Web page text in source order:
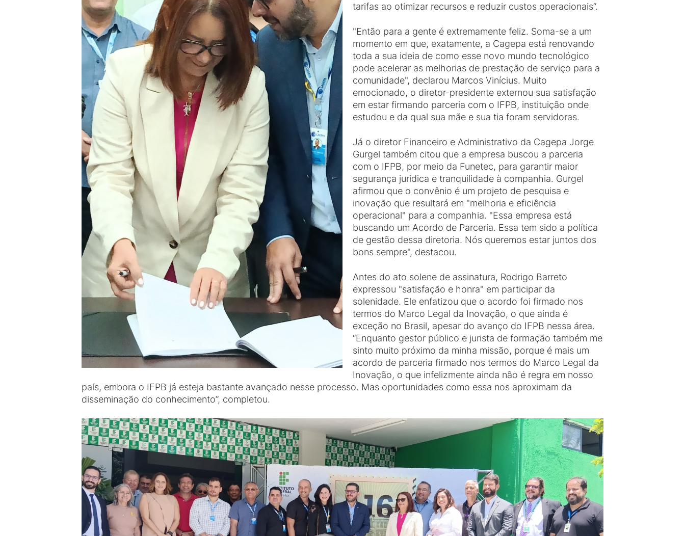
tarifas ao otimizar recursos e reduzir custos operacionais”.
"Então para a gente é extremamente feliz. Soma-se a um
momento em que, exatamente, a Cagepa está renovando
toda a sua ideia de como esse novo mundo tecnológico
pode acelerar as melhorias de prestação de serviço para a
comunidade", declarou Marcos Vinícius. Muito
emocionado, o diretor-presidente externou sua satisfação
em estar firmando parceria com o IFPB, instituição onde
estudou e da qual sua mãe e sua tia foram servidoras.
Já o diretor Financeiro e Administrativo da Cagepa Jorge
Gurgel também citou que a empresa buscou a parceria
com o IFPB, por meio da Funetec, para garantir maior
segurança jurídica e tranquilidade à companhia. Gurgel
afirmou que o convênio é um projeto de pesquisa e
inovação que resultará em "melhoria e eficiência
operacional" para a companhia. "Essa empresa está
buscando um Acordo de Parceria. Essa tem sido a política
de gestão dessa diretoria. Nós queremos estar juntos dos
bons sempre", destacou.
Antes do ato solene de assinatura, Rodrigo Barreto
expressou "satisfação e honra" em participar da
solenidade. Ele enfatizou que o acordo foi firmado nos
termos do Marco Legal da Inovação, o que ainda é
exceção no Brasil, apesar do avanço do IFPB nessa área.
“Enquanto gestor público e jurista de formação também me
sinto muito próximo da minha missão, porque é mais um
acordo de parceria firmado nos termos do Marco Legal da
Inovação, o que infelizmente ainda não é regra em nosso
país, embora o IFPB já esteja bastante avançado nesse processo. Mas oportunidades como essa nos aproximam da
disseminação do conhecimento”, completou.